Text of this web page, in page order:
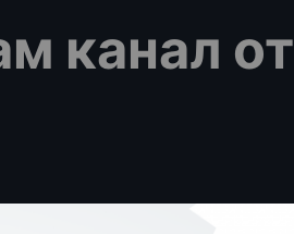
канал от